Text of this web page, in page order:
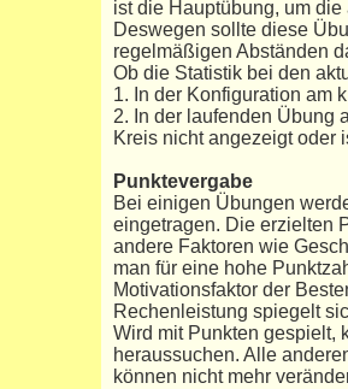
ist die Hauptübung, um
Deswegen sollte diese
regelmäßigen Abständen
Ob die Statistik bei den
1. In der Konfiguration am
2. In der laufenden Übung
Kreis nicht angezeigt oder
Punktevergabe
Bei einigen Übungen
eingetragen. Die erzielten
andere Faktoren wie
man für eine hohe
Motivationsfaktor der
Rechenleistung spiegelt
Wird mit Punkten gespielt,
heraussuchen. Alle
können nicht mehr